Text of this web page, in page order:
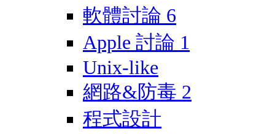
軟體討論 6
Apple 討論 1
Unix-like
網路&防毒 2
程式設計